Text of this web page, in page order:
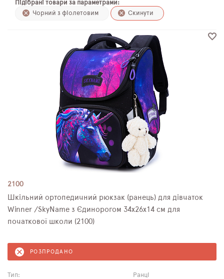
ПЛЯШКИ ДЛЯ ВОДИ
SCHOOL STANDARD
Підібрані товари за параметрами:
Чорний з фіолетовим
Скинути
2100
Шкільний ортопедичний рюкзак (ранець) для дівчаток
Winner /SkyName з Єдинорогом 34х26х14 см для
початкової школи (2100)
РОЗПРОДАНО
Тип:
Ранці